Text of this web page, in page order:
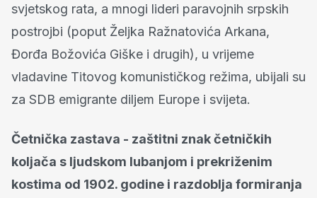
svjetskog rata, a mnogi lideri paravojnih srpskih
postrojbi (poput Željka Ražnatovića Arkana,
Đorđa Božovića Giške i drugih), u vrijeme
vladavine Titovog komunističkog režima, ubijali su
za SDB emigrante diljem Europe i svijeta.
Četnička zastava - zaštitni znak četničkih
koljača s ljudskom lubanjom i prekriženim
kostima od 1902. godine i razdoblja formiranja